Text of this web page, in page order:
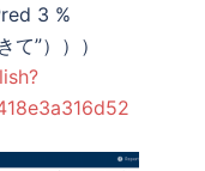
3 %
”）））